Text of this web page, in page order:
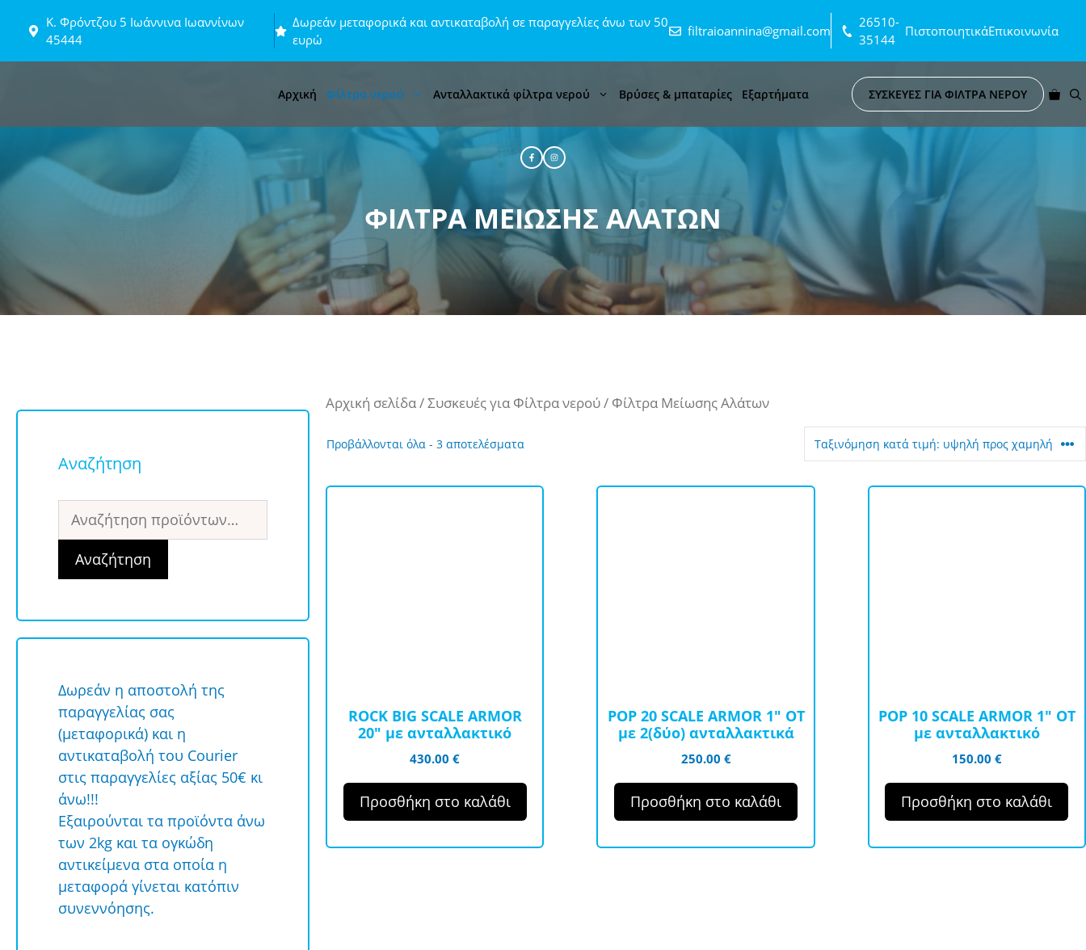
Κ. Φρόντζου 5 Ιωάννινα Ιωαννίνων
45444
Δωρεάν μεταφορικά και αντικαταβολή σε παραγγελίες άνω των 50
ευρώ
filtraioannina@gmail.com
26510-
35144
ΠιστοποιητικάΕπικοινωνία
Αρχική Φίλτρα νερού Ανταλλακτικά φίλτρα νερού Βρύσες & μπαταρίες Εξαρτήματα ΣΥΣΚΕΥΕΣ ΓΙΑ ΦΙΛΤΡΑ ΝΕΡΟΥ
ΦΊΛΤΡΑ ΜΕΊΩΣΗΣ ΑΛΆΤΩΝ
Αρχική σελίδα/Συσκευές για Φίλτρα νερού/ Φίλτρα Μείωσης Αλάτων
Προβάλλονται όλα - 3 αποτελέσματα
high
ROCK ΒIG SCALE ARMOR
20″ με ανταλλακτικό
430.00€
Προσθήκη στο καλάθι
POP 20 SCALE ARMOR 1″ OT
με 2(δύο) ανταλλακτικά
250.00 €
Προσθήκη στο καλάθι
POP 10 SCALE ARMOR 1″ OT
με ανταλλακτικό
150.00 €
Προσθήκη στο καλάθι
Αναζήτηση
Αναζήτηση
για:
Αναζήτηση
Δωρεάν η αποστολή της
παραγγελίας σας
(μεταφορικά) και η
αντικαταβολή του Courier
στις παραγγελίες αξίας 50€ κι
άνω!!!
Εξαιρούνται τα προϊόντα άνω
των 2kg και τα ογκώδη
αντικείμενα στα οποία η
μεταφορά γίνεται κατόπιν
συνεννόησης.